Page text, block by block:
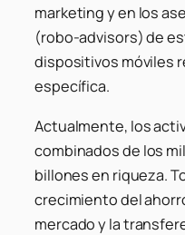
marketing y en los
(robo-advisors) de
dispositivos móviles
específica.
Actualmente, los
combinados de los
billones en riqueza.
crecimiento del
mercado y la